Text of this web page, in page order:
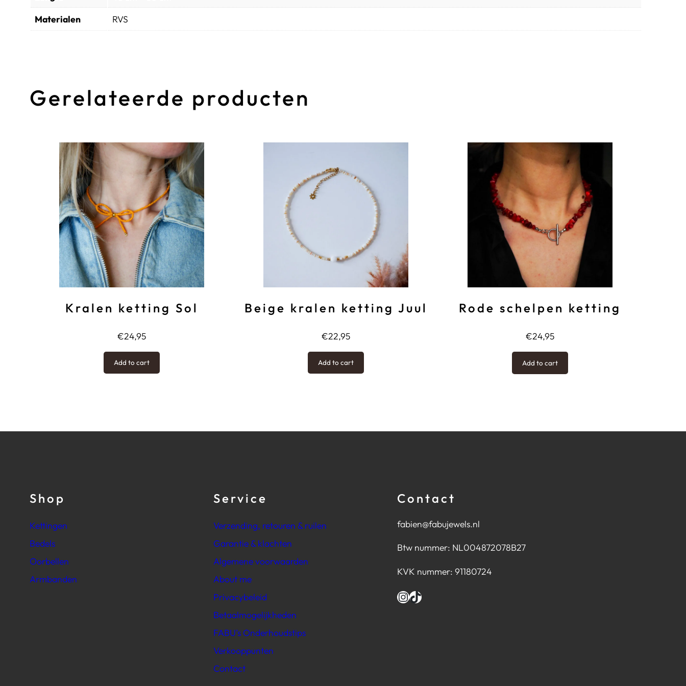
Materialen
RVS
Gerelateerde producten
Kralen ketting Sol
€24,95
Add to cart
Beige kralen ketting Juul
€22,95
Add to cart
Rode schelpen ketting
€24,95
Add to cart
Shop
Kettingen
Bedels
Oorbellen
Armbanden
Service
Verzending, retouren & ruilen
Garantie & klachten
Algemene voorwaarden
About me
Privacybeleid
Betaalmogelijkheden
FABU’s Onderhoudstips
Verkooppunten
Contact
Contact
fabien@fabujewels.nl
Btw nummer: NL004872078B27
KVK nummer: 91180724
InstagramTikTok